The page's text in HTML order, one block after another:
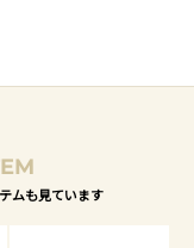
ムも見ています